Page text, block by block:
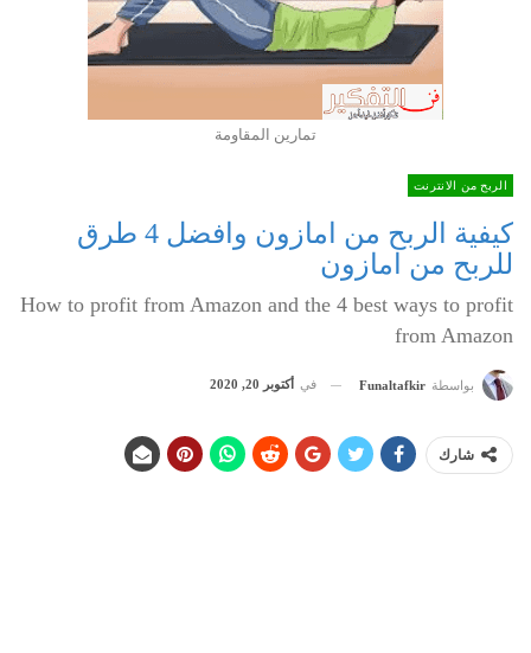
تمارين المقاومة
الربح من الانترنت
كيفية الربح من امازون وافضل 4 طرق
للربح من امازون
How to profit from Amazon and the 4 best ways to profit
from Amazon
بواسطة Funaltafkir في أكتوبر 20, 2020
شارك